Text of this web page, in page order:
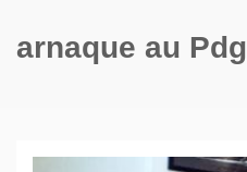
arnaque au Pdg